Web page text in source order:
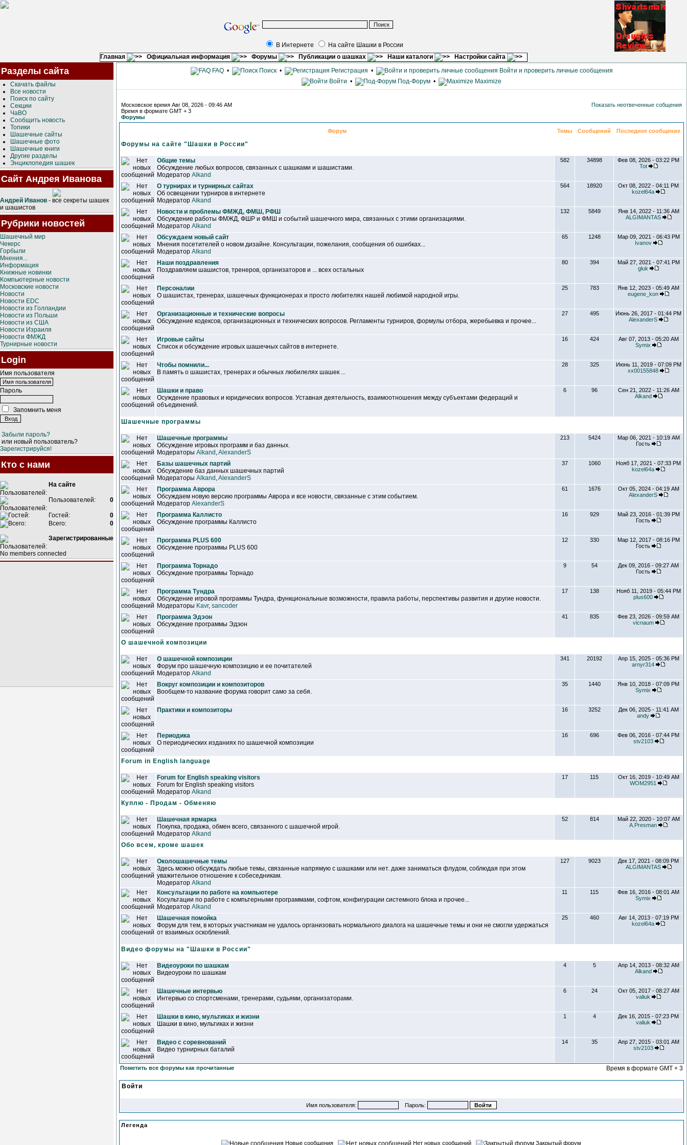
В Интернете
На сайте Шашки в России
Главная
Официальная информация Форумы Публикации о шашках Наши каталоги Настройки сайта
Разделы сайта
Скачать файлы
Все новости
Поиск по сайту
Секции
ЧаВО
Сообщить новость
Топики
Шашечные сайты
Шашечные фото
Шашечные книги
Другие разделы
Энциклопедия шашек
Сайт Андрея Иванова
Андрей Иванов - все секреты шашек
и шашистов
Рубрики новостей
Шашечный мир
Чекерс
Горбыли
Мнения...
Информация
Книжные новинки
Компьютерные новости
Московские новости
Новости
Новости EDC
Новости из Голландии
Новости из Польши
Новости из США
Новости Израиля
Новости ФМЖД
Турнирные новости
Login
Имя пользователя
Пароль
Запомнить меня
Забыли пароль?
или новый пользователь?
Зарегистрируйся!
Кто с нами
На сайте
Пользователей: 0
Гостей:
0
Всего:
0
Зарегистрированные
No members connected
FAQ• Поиск• Регистрация •
Войти и проверить личные сообщения
Войти • Под-Форум • Maximize
Московское время Авг 08, 2026 - 09:46 AM
Время в формате GMT + 3
Форумы
Показать неотвеченные собщения
Форум Темы Сообщений Последнее сообщение
Форумы на сайте "Шашки в России"
Общие темы
Обсуждение любых вопросов, связанных с шашками и шашистами.
Модератор Alkand
582 34898
Фев 08, 2026 - 03:22 PM
Tot
О турнирах и турнирных сайтах
Об освещении турниров в интернете
Модератор Alkand
564 18920
Окт 08, 2022 - 04:11 PM
kozel64a
Новости и проблемы ФМЖД, ФМШ, РФШ
Обсуждение работы ФМЖД, ФШР и ФМШ и событий шашечного мира, связанных с этими организациями.
Модератор Alkand
132 5849
Янв 14, 2022 - 11:36 AM
ALGIMANTAS
Обсуждаем новый сайт
Мнения посетителей о новом дизайне. Консультации, пожелания, сообщения об ошибках...
Модератор Alkand
65 1248
Мар 09, 2021 - 06:43 PM
Ivanov
Наши поздравления
Поздравляем шашистов, тренеров, организаторов и ... всех остальных
80 394
Май 27, 2021 - 07:41 PM
gluk
Персоналии
О шашистах, тренерах, шашечных функционерах и просто любителях нашей любимой народной игры.
25 783
Янв 12, 2023 - 05:49 AM
eugene_kon
Организационные и технические вопросы
Обсуждение кодексов, организационных и технических вопросов. Регламенты турниров, формулы отбора, жеребьевка и прочее...
27 495
Июнь 26, 2017 - 01:44 PM
AlexanderS
Игровые сайты
Список и обсуждение игровых шашечных сайтов в интернете.
16 424
Авг 07, 2013 - 05:20 AM
Symix
Чтобы помнили...
В память о шашистах, тренерах и обычных любилелях шашек ...
28 325
Июнь 11, 2019 - 07:09 PM
xx00155848
Шашки и право
Осуждение правовых и юридических вопросов. Уставная деятельность, взаимоотношения между субъектами федераций и
объединений.
6 96
Сен 21, 2022 - 11:26 AM
Alkand
Шашечные программы
Шашечные программы
Обсуждение игровых программ и баз данных.
Модераторы Alkand ,AlexanderS
213 5424
Мар 06, 2021 - 10:19 AM
Гость
Базы шашечных партий
Обсуждение баз данных шашечных партий
Модераторы Alkand ,AlexanderS
37 1060
Нояб 17, 2021 - 07:33 PM
kozel64a
Программа Аврора
Обсуждаем новую версию программы Аврора и все новости, связанные с этим событием.
Модератор AlexanderS
61 1676
Окт 05, 2024 - 04:19 AM
AlexanderS
Программа Каллисто
Обсуждение программы Каллисто
16 929
Май 23, 2016 - 01:39 PM
Гость
Программа PLUS 600
Обсуждение программы PLUS 600
12 330
Мар 12, 2017 - 08:16 PM
Гость
Программа Торнадо
Обсуждение программы Торнадо
9 54
Дек 09, 2016 - 09:27 AM
Гость
Программа Тундра
Обсуждение игровой программы Тундра, функциональные возможности, правила работы, перспективы развития и другие новости.
Модераторы Kavr, sancoder
17 138
Нояб 11, 2019 - 05:44 PM
plus600
Программа Эдэон
Обсуждение программы Эдэон
41 835
Фев 23, 2026 - 09:59 AM
vicnaum
О шашечной композиции
О шашечной композиции
Форум про шашечную композицию и ее почитателей
Модератор Alkand
341 20192
Апр 15, 2025 - 05:36 PM
arnyr314
Вокруг композиции и композиторов
Вообщем-то название форума говорит само за себя.
35 1440
Янв 10, 2018 - 07:09 PM
Symix
Практики и композиторы 16 3252
Дек 06, 2025 - 11:41 AM
andy
Периодика
О периодических изданиях по шашечной композиции
16 696
Фев 06, 2016 - 07:44 PM
stv2103
Forum in English language
Forum for English speaking visitors
Forum for English speaking visitors
Модератор Alkand
17 115
Окт 16, 2019 - 10:49 AM
WOM2951
Куплю - Продам - Обменяю
Шашечная ярмарка
Покупка, продажа, обмен всего, связанного с шашечной игрой.
Модератор Alkand
52 814
Май 22, 2020 - 10:07 AM
A.Presman
Обо всем, кроме шашек
Околошашечные темы
Здесь можно обсуждать любые темы, связанные напрямую с шашками или нет. даже заниматься флудом, соблюдая при этом
уважительное отношение к собеседникам.
Модератор Alkand
127 9023
Дек 17, 2021 - 08:09 PM
ALGIMANTAS
Консультации по работе на компьютере
Косультации по работе с компьтерными программами, софтом, конфигурации системного блока и прочее...
Модератор Alkand
11 115
Фев 16, 2016 - 08:01 AM
Symix
Шашечная помойка
Форум для тем, в которых участникам не удалось организовать нормального диалога на шашечные темы и они не смогли удержаться
от взаимных оскоблений.
25 460
Авг 14, 2013 - 07:19 PM
kozel64a
Видео форумы на "Шашки в России"
Видеоуроки по шашкам
Видеоуроки по шашкам
4 5
Апр 14, 2013 - 08:32 AM
Alkand
Шашечные интервью
Интервью со спортсменами, тренерами, судьями, организаторами.
6 24
Окт 05, 2017 - 08:27 AM
valiuk
Шашки в кино, мультиках и жизни
Шашки в кино, мультиках и жизни
1 4
Дек 16, 2015 - 07:23 PM
valiuk
Видео с соревнований
Видео турнирных баталий
14 35
Апр 27, 2015 - 03:01 AM
stv2103
Пометить все форумы как прочитанные Время в формате GMT + 3
Войти
Имя пользователя: Пароль:
Легенда
Новые сообщения Нет новых сообщений Закрытый форум